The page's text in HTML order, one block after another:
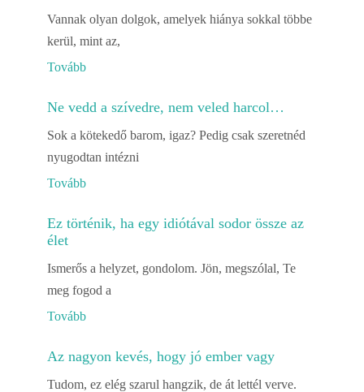
Vannak olyan dolgok, amelyek hiánya sokkal többe
kerül, mint az,
Tovább
Ne vedd a szívedre, nem veled harcol…
Sok a kötekedő barom, igaz? Pedig csak szeretnéd
nyugodtan intézni
Tovább
Ez történik, ha egy idiótával sodor össze az
élet
Ismerős a helyzet, gondolom. Jön, megszólal, Te
meg fogod a
Tovább
Az nagyon kevés, hogy jó ember vagy
Tudom, ez elég szarul hangzik, de át lettél verve.